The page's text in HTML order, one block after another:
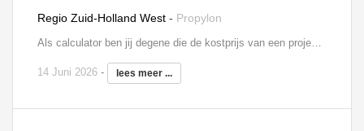
Regio Zuid-Holland West - Propylon
Als calculator ben jij degene die de kostprijs van een project bepaalt. Jouw werkzaamheden bestaan uit het aanvragen en verwerken van offertes, het opstellen van gespecificeerde begrotingen, het maken van ramingen en het uittrekken van hoeveelheden voor een grote diversiteit aan bouwprojecten. Daarnaast beoordeel je verschillende contractstukken, formuleer je bezuinigingsvoorstellen voor de prijsonderhandelingen en zorg je voor de overdracht van gegevens aan het projectteam. Dit alles ten behoeve van diverse bouwprojecten. Binnen het team werk je samen met je collega’s om elk project zo succesvol mogelijk af te ronden.
14 Juni 2026 - lees meer ...